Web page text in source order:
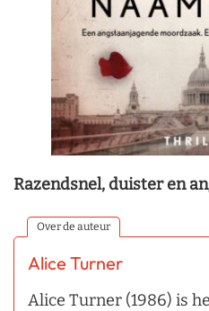
Razendsnel, duister en
Over de auteur
Alice Turner
Alice Turner (1986) is